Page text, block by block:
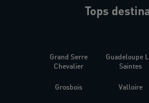
Tops
Grand Serre
Chevalier
Grosbois
Guadeloupe
Saintes
Valloire